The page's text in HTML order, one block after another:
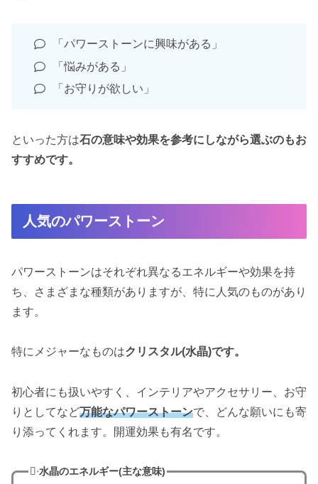
「パワーストーンに興味がある」
「悩みがある」
「お守りが欲しい」
といった方は石の意味や効果を参考にしながら選ぶのもお
すすめです。
人気のパワーストーン
パワーストーンはそれぞれ異なるエネルギーや効果を持
ち、さまざまな種類がありますが、特に人気のものがあり
ます。
特にメジャーなものはクリスタル(水晶)です。
初心者にも扱いやすく、インテリアやアクセサリー、お守
りとしてなど万能なパワーストーンで、どんな願いにも寄
り添ってくれます。開運効果も有名です。
水晶のエネルギー(主な意味)